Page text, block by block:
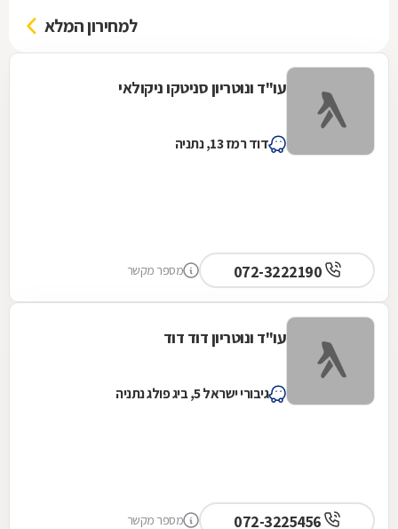
למחירון המלא
עו"ד ונוטריון סניטקו ניקולאי
דוד רמז 13, נתניה
מספר מקשר
עו"ד ונוטריון דוד דוד
גיבורי ישראל 5, ביג פולג נתניה
מספר מקשר